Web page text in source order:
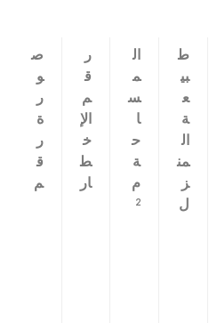
ط
بي
ع
ة
ال
من
ز
ل
ال
م
س
ا
ح
ة
م
2
ر
ق
م
الإ
خ
ط
ار
ص
و
ر
ة
ر
ق
م